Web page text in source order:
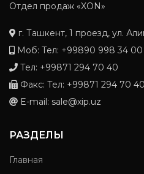
Отдел продаж «XON»
г. Ташкент, 1 проезд, ул.
Моб: Тел: +99890 998 34 00
Тел: +99871 294 70 40
Факс: Тел: +99871 294 70 40
E-mail: sale@xip.uz
РАЗДЕЛЫ
Главная